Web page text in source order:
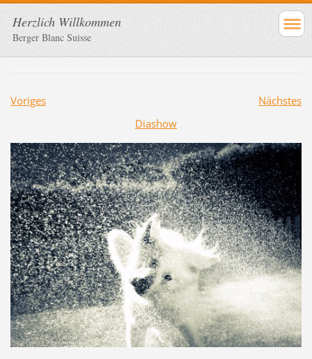
Herzlich Willkommen
Berger Blanc Suisse
Voriges
Nächstes
Diashow